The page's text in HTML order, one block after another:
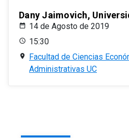
Dany Jaimovich,
14 de Agosto de 2019
15:30
Facultad de Ciencias
Administrativas UC